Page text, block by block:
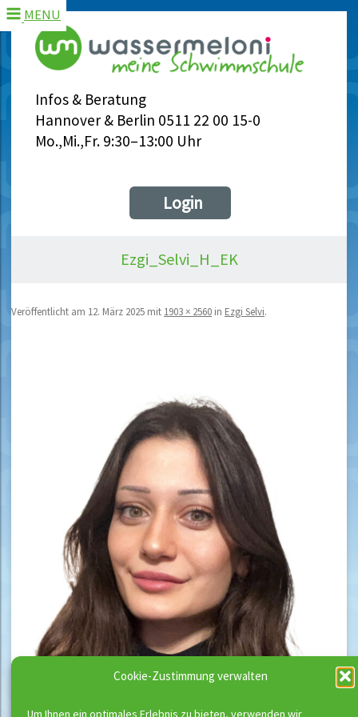
Cookie-Zustimmung verwalten
Um Ihnen ein optimales Erlebnis zu bieten, verwenden wir
Infos & Beratung
Hannover & Berlin 0511 22 00 15-0
Mo.,Mi.,Fr. 9:30–13:00 Uhr
MENU
Login
Ezgi_Selvi_H_EK
Veröffentlicht am 12. März 2025 mit 1903 × 2560 in Ezgi Selvi.